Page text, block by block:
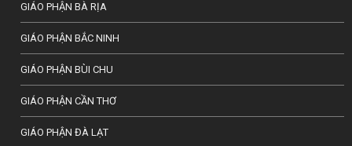
GIÁO PHẬN BÀ RỊA
GIÁO PHẬN BẮC NINH
GIÁO PHẬN BÙI CHU
GIÁO PHẬN CẦN THƠ
GIÁO PHẬN ĐÀ LẠT